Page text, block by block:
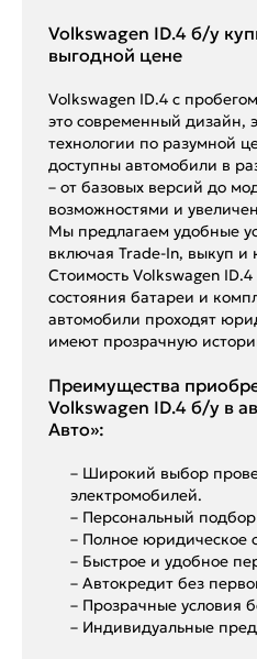
Volkswagen ID.4 б/у
выгодной цене
Volkswagen ID.4 с
это современный дизайн,
технологии по разумной
доступны автомобили в
– от базовых версий до
возможностями и
Мы предлагаем удобные
включая Trade-In, выкуп
Стоимость Volkswagen
состояния батареи и
автомобили проходят
имеют прозрачную
Преимущества
Volkswagen ID.4 б/у в
Авто»:
– Широкий выбор
электромобилей.
– Персональный
– Полное юридическое
– Быстрое и удобное
– Автокредит без
– Прозрачные условия
– Индивидуальные